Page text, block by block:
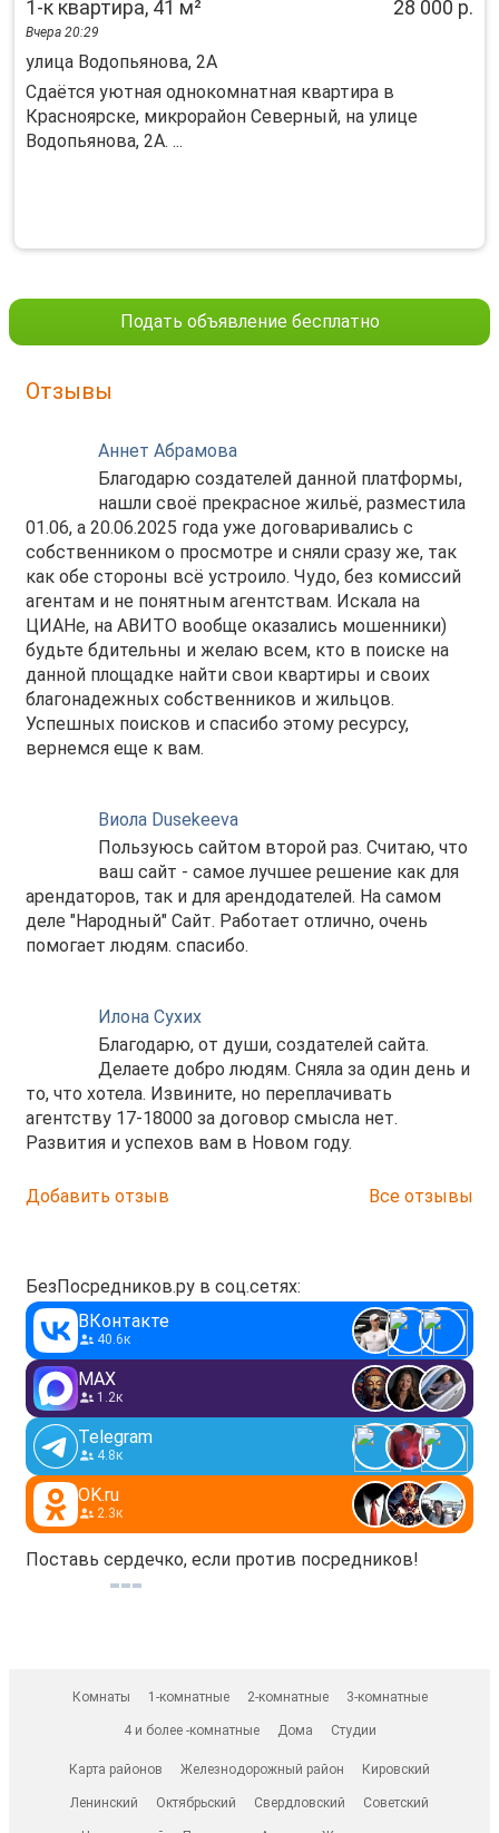
1-к квартира, 41 м² 28 000 р.
Вчера 20:29
улица Водопьянова, 2А
Сдаётся уютная однокомнатная квартира в
Красноярске, микрорайон Северный, на улице
Водопьянова, 2А. ...
Подать объявление бесплатно
Отзывы
Аннет Абрамова
Благодарю создателей данной платформы,
нашли своё прекрасное жильё, разместила
01.06, а 20.06.2025 года уже договаривались с
собственником о просмотре и сняли сразу же, так
как обе стороны всё устроило. Чудо, без комиссий
агентам и не понятным агентствам. Искала на
ЦИАНе, на АВИТО вообще оказались мошенники)
будьте бдительны и желаю всем, кто в поиске на
данной площадке найти свои квартиры и своих
благонадежных собственников и жильцов.
Успешных поисков и спасибо этому ресурсу,
вернемся еще к вам.
Виола Dusekeeva
Пользуюсь сайтом второй раз. Считаю, что
ваш сайт - самое лучшее решение как для
арендаторов, так и для арендодателей. На самом
деле "Народный" Сайт. Работает отлично, очень
помогает людям. спасибо.
Илона Сухих
Благодарю, от души, создателей сайта.
Делаете добро людям. Сняла за один день и
то, что хотела. Извините, но переплачивать
агентству 17-18000 за договор смысла нет.
Развития и успехов вам в Новом году.
Добавить отзыв Все отзывы
БезПосредников.ру в соц.сетях:
ВКонтакте
40.6к
MAX
1.2к
Telegram
4.8к
OK.ru
2.3к
Поставь сердечко, если против посредников!
Комнаты 1-комнатные 2-комнатные 3-комнатные
4 и более -комнатные Дома Студии
Карта районов Железнодорожный район Кировский
Ленинский Октябрьский Свердловский Советский